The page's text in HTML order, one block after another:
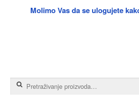
Molimo Vas da se ulogujete
Pretraga za: